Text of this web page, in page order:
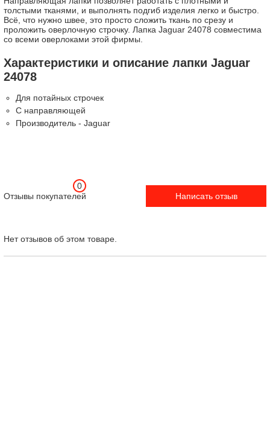
толстыми тканями, и выполнять подгиб изделия легко и быстро.
Всё, что нужно швее, это просто сложить ткань по срезу и
проложить оверлочную строчку. Лапка Jaguar 24078 совместима
со всеми оверлоками этой фирмы.
Характеристики и описание лапки Jaguar
24078
Для потайных строчек
С направляющей
Производитель - Jaguar
Отзывы покупателей
0
Написать отзыв
Нет отзывов об этом товаре.